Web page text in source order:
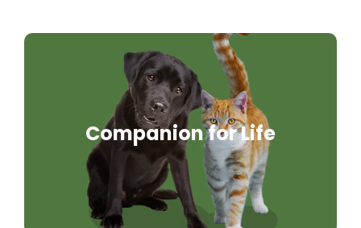
Companion for Life